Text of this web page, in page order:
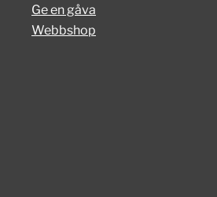
Ge en gåva
Webbshop